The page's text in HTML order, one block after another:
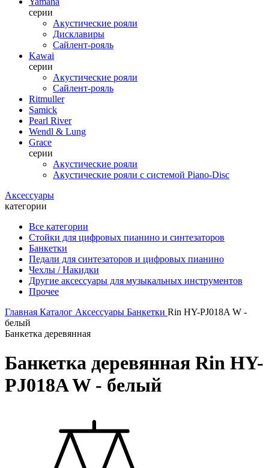
серии
Акустические рояли
Дисклавиры
Сайлент-рояль
Kawai
серии
Акустические рояли
Сайлент-рояль
Ritmuller
Samick
Pearl River
Wendl & Lung
Grace
серии
Акустические рояли
Акустические рояли с системой Piano-Disc
Аксессуары
категории
Все категории
Стойки для цифровых пианино и синтезаторов
Банкетки
Педали для синтезаторов и цифровых пианино
Чехлы / Накидки
Другие аксессуары для музыкальных инструментов
Прочее
Главная Каталог Аксессуары Банкетки Rin HY-PJ018A W -
белый
Банкетка деревянная
Банкетка деревянная Rin HY-
PJ018A W - белый